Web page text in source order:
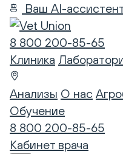
Ваш AI-
8 800 200-85-65
Клиника
Анализы О нас
Обучение
8 800 200-85-65
Кабинет врача